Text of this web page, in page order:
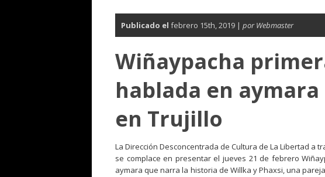
Publicado el febrero 15th, 2019 | por Webmaster
Wiñaypacha
hablada en
en Trujillo
La Dirección Desconcentrada de Cultura de La Libertad a
se complace en presentar el jueves 21 de febrero
aymara que narra la historia de Willka y Phaxsi, una